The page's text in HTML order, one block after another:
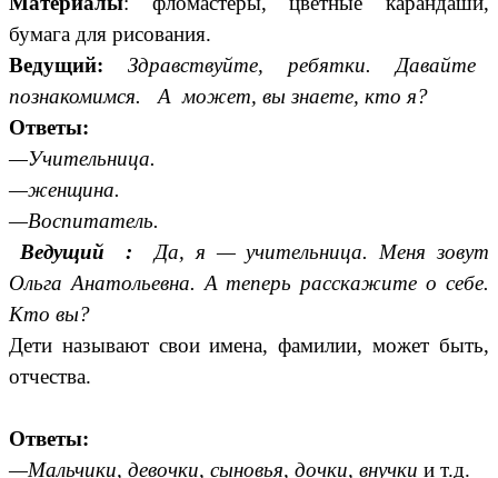
бумага для рисования.
Ведущий:
Здравствуйте, ребятки. Давайте
познакомимся. А может, вы знаете, кто я?
Ответы:
—Учительница.
—женщина.
—Воспитатель.
Ведущий : Да, я — учительница. Меня зовут
Ольга Анатольевна. А теперь расскажите о себе.
Кто вы?
Дети называют свои имена, фамилии, может быть,
отчества.
Ответы:
—Мальчики, девочки, сыновья, дочки, внучки и т.д.